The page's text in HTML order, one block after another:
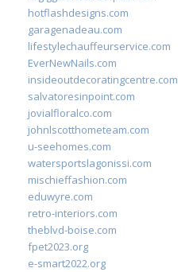
hotflashdesigns.com
garagenadeau.com
lifestylechauffeurservice.com
EverNewNails.com
insideoutdecoratingcentre.com
salvatoresinpoint.com
jovialfloralco.com
johnlscotthometeam.com
u-seehomes.com
watersportslagonissi.com
mischieffashion.com
eduwyre.com
retro-interiors.com
theblvd-boise.com
fpet2023.org
e-smart2022.org